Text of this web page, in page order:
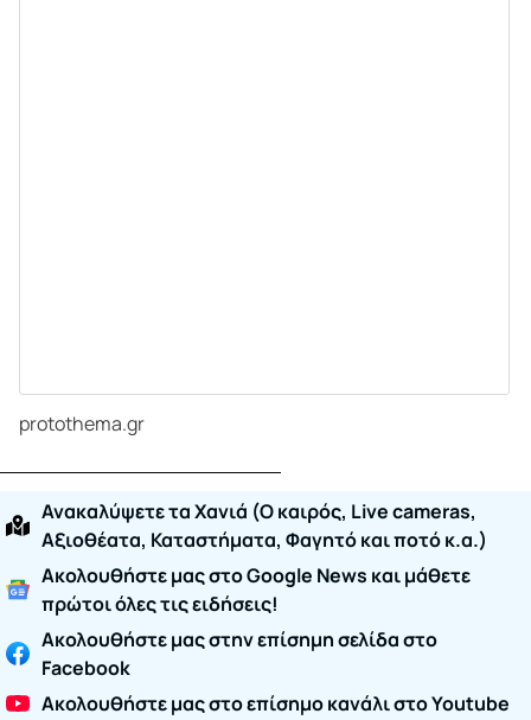
protothema.gr
Ανακαλύψετε τα Χανιά (O καιρός, Live cameras,
Αξιοθέατα, Καταστήματα, Φαγητό και ποτό κ.α.)
Ακολουθήστε μας στο Google News και μάθετε
πρώτοι όλες τις ειδήσεις!
Ακολουθήστε μας στην επίσημη σελίδα στο
Facebook
Ακολουθήστε μας στο επίσημο κανάλι στο Youtube